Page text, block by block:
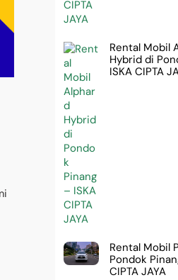
Rental Mobil
Hybrid di
ISKA CIPTA
Rental Mobil
Pondok
CIPTA JAYA